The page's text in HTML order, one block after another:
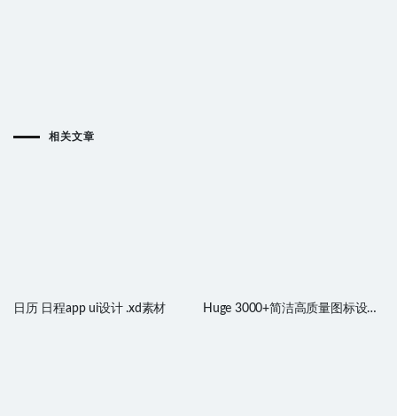
相关文章
日历 日程app ui设计 .xd素材
Huge 3000+简洁高质量图标设计